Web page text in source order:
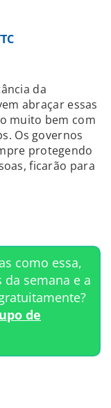
da
abraçar essas
muito bem com
Os governos
protegendo
ficarão para
como essa,
semana e a
de